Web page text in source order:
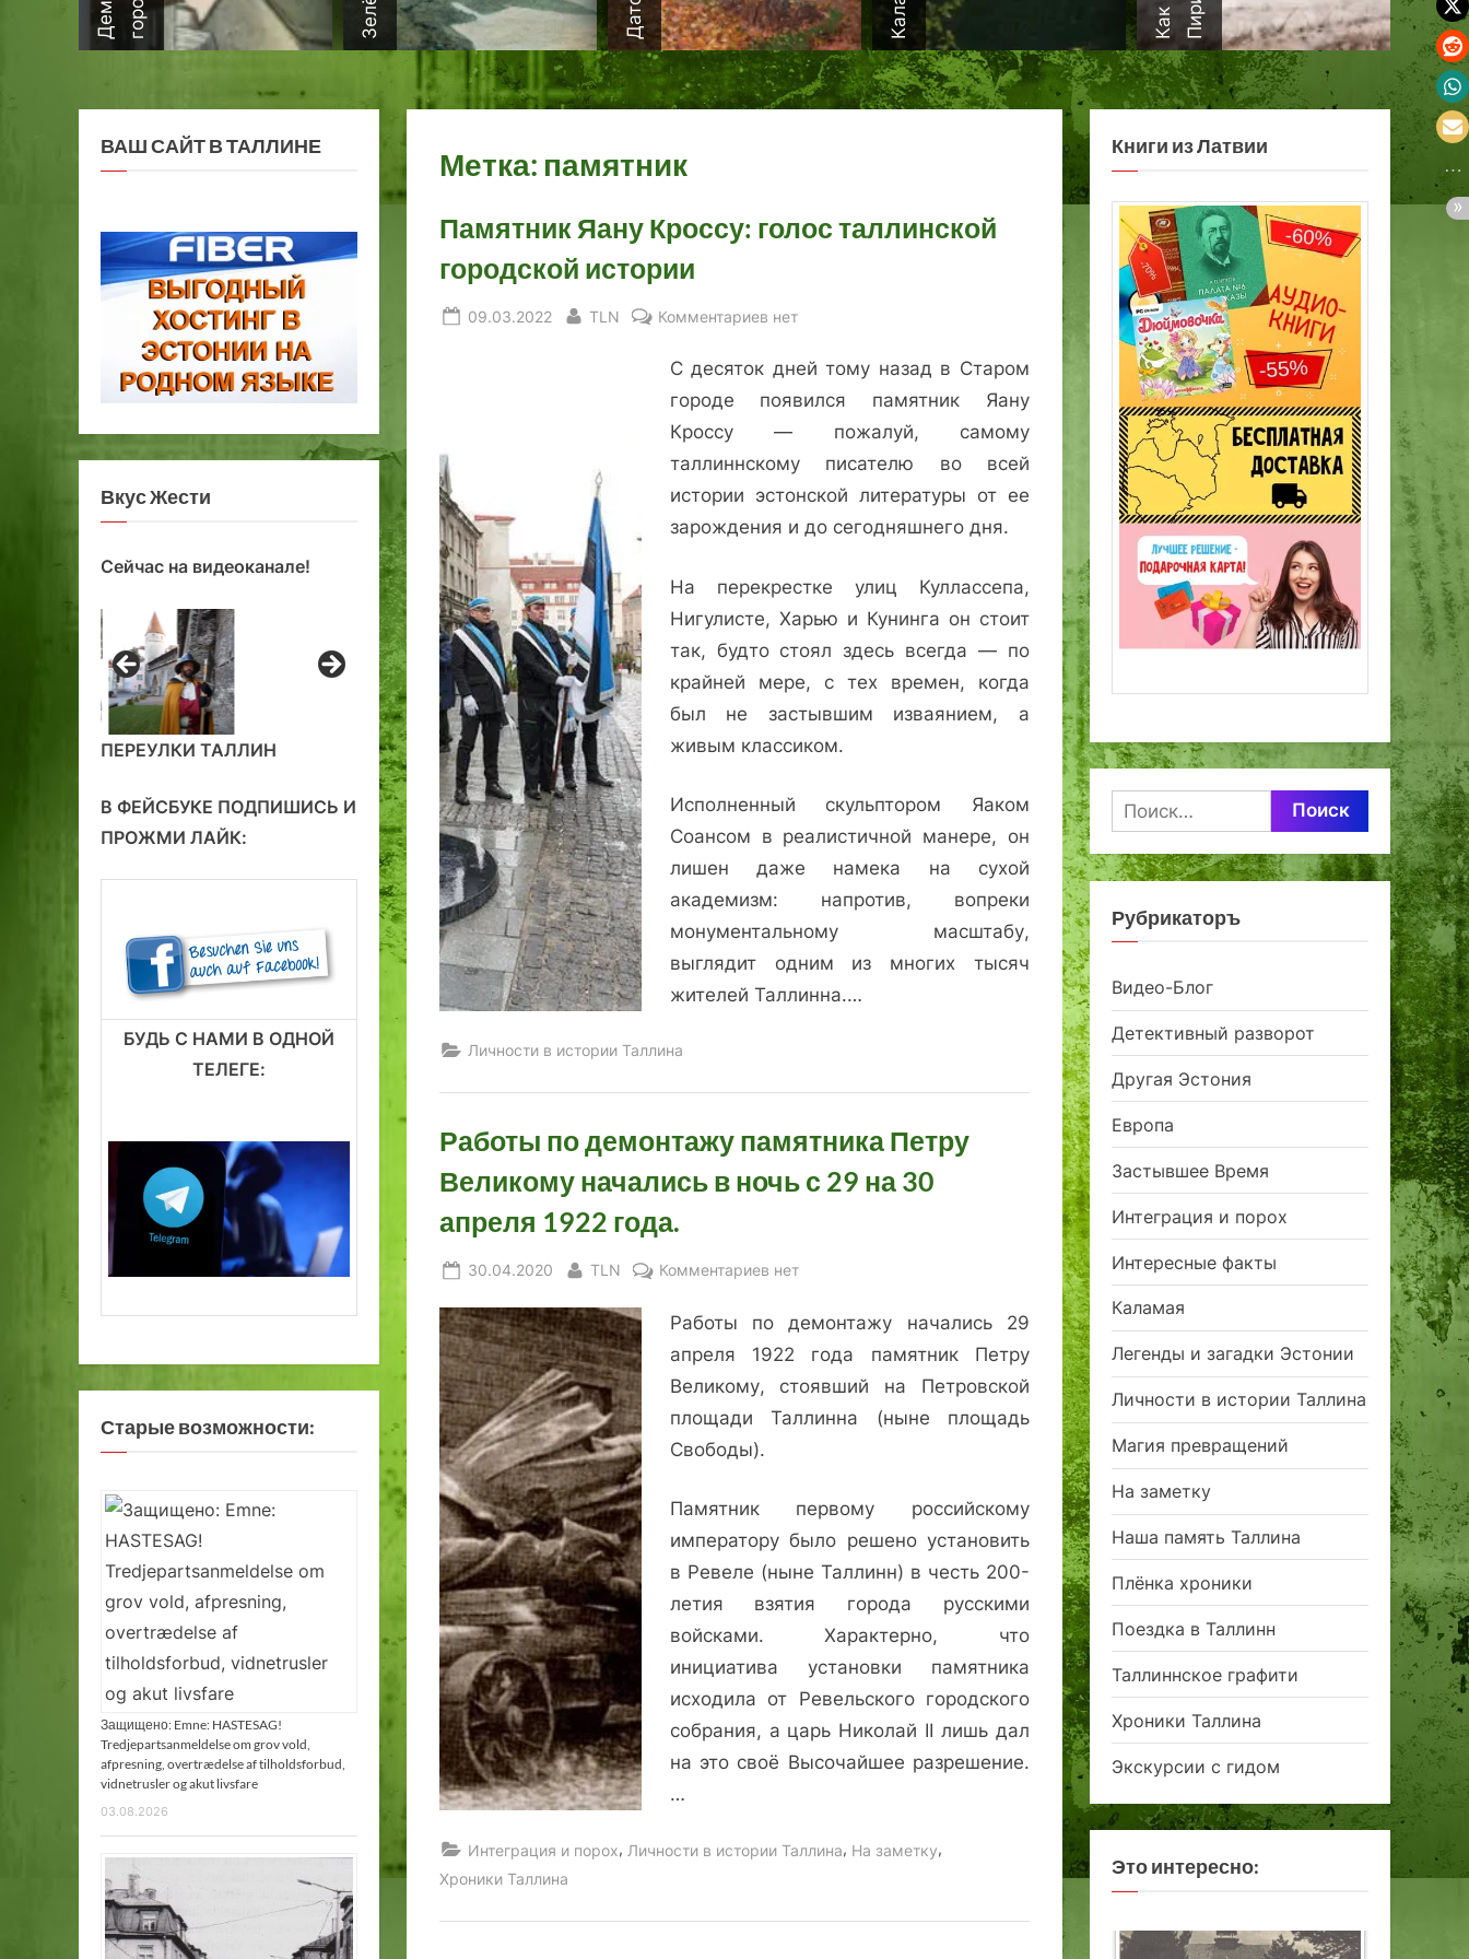
Метка: памятник
Памятник Яану Кроссу: голос таллинской
городской истории
Posted
09.03.2022 By
TLN Комментариев к
Памятник
Яану
таллинской
городской
истории
нет
С десяток дней тому назад в Старом
городе появился памятник Яану
Кроссу — пожалуй, самому
таллиннскому писателю во всей
истории эстонской литературы от ее
зарождения и до сегодняшнего дня.
На перекрестке улиц Куллассепа,
Нигулисте, Харью и Кунинга он стоит
так, будто стоял здесь всегда — по
крайней мере, с тех времен, когда
был не застывшим изваянием, а
живым классиком.
Исполненный скульптором Яаком
Соансом в реалистичной манере, он
лишен даже намека на сухой
академизм: напротив, вопреки
монументальному масштабу,
выглядит одним из многих тысяч
жителей Таллинна.…
Личности в истории Таллина
Работы по демонтажу памятника Петру
Великому начались в ночь с 29 на 30
апреля 1922 года.
Posted
30.04.2020 By
TLN Комментариев к
Работы
по
демонтажу
ночь
с
29
апреля
1922
года.
нет
Работы по демонтажу начались 29
апреля 1922 года памятник Петру
Великому, стоявший на Петровской
площади Таллинна (ныне площадь
Свободы).
Памятник первому российскому
императору было решено установить
в Ревеле (ныне Таллинн) в честь 200-
летия взятия города русскими
войсками. Характерно, что
инициатива установки памятника
исходила от Ревельского городского
собрания, а царь Николай II лишь дал
на это своё Высочайшее разрешение.
…
Интеграция и порох, Личности в истории Таллина, На заметку,
Хроники Таллина
ВАШ САЙТ В ТАЛЛИНЕ
Вкус Жести
Сейчас на видеоканале!
ПЕРЕУЛКИ ТАЛЛИН
В ФЕЙСБУКЕ ПОДПИШИСЬ И
ПРОЖМИ ЛАЙК:
БУДЬ С НАМИ В ОДНОЙ
ТЕЛЕГЕ:
Старые возможности:
Защищено: Emne: HASTESAG!
Tredjepartsanmeldelse om grov vold,
afpresning, overtrædelse af tilholdsforbud,
vidnetrusler og akut livsfare
03.08.2026
Книги из Латвии
Найти:
Рубрикаторъ
Видео-Блог
Детективный разворот
Другая Эстония
Европа
Застывшее Время
Интеграция и порох
Интересные факты
Каламая
Легенды и загадки Эстонии
Личности в истории Таллина
Магия превращений
На заметку
Наша память Таллина
Плёнка хроники
Поездка в Таллинн
Таллиннское графити
Хроники Таллина
Экскурсии с гидом
Это интересно: